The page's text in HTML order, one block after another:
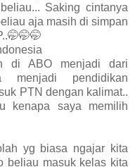
Saking cintanya
aja masih di simpan
di ABO menjadi dari
menjadi pendidikan
PTN dengan kalimat..
kenapa saya memilih
yg biasa ngajar kita
beliau masuk kelas kita